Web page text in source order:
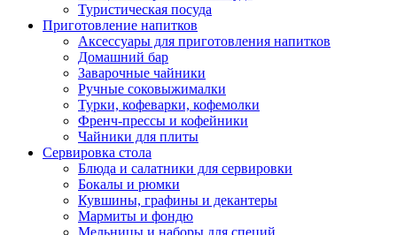
Туристическая посуда
Приготовление напитков
Аксессуары для приготовления напитков
Домашний бар
Заварочные чайники
Ручные соковыжималки
Турки, кофеварки, кофемолки
Френч-прессы и кофейники
Чайники для плиты
Сервировка стола
Блюда и салатники для сервировки
Бокалы и рюмки
Кувшины, графины и декантеры
Мармиты и фондю
Мельницы и наборы для специй